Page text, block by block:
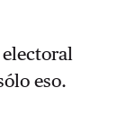
eso.